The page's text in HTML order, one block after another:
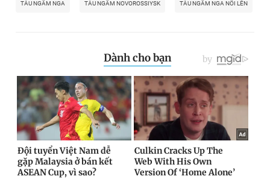
TÀU NGẦM NGA TÀU NGẦM NOVOROSSIYSK TÀU NGẦM NGA NỔI LÊN